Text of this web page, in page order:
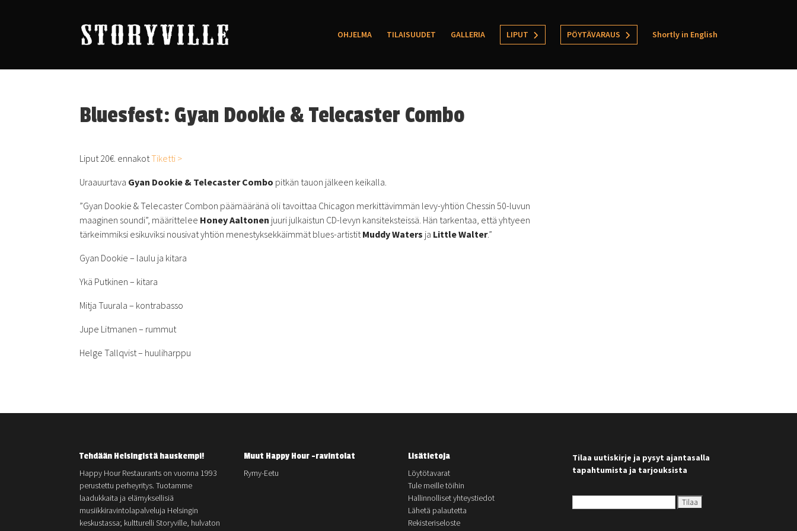
OHJELMA TILAISUUDET GALLERIA LIPUT PÖYTÄVARAUS Shortly in English
Bluesfest: Gyan Dookie & Telecaster Combo
Liput 20€. ennakotTiketti >
Uraauurtava Gyan Dookie & Telecaster Combo pitkän tauon jälkeen keikalla.
”Gyan Dookie & Telecaster Combon päämääränä oli tavoittaa Chicagon merkittävimmän levy-yhtiön Chessin 50-luvun
maaginen soundi”, määrittelee Honey Aaltonen juuri julkaistun CD-levyn kansiteksteissä. Hän tarkentaa, että yhtyeen
tärkeimmiksi esikuviksi nousivat yhtiön menestyksekkäimmät blues-artistitMuddy Waters ja Little Walter.”
Gyan Dookie – laulu ja kitara
Ykä Putkinen – kitara
Mitja Tuurala – kontrabasso
Jupe Litmanen – rummut
Helge Tallqvist – huuliharppu
Tehdään Helsingistä hauskempi!
Happy Hour Restaurants on vuonna 1993
perustettu perheyritys. Tuotamme
laadukkaita ja elämyksellisiä
musiikkiravintolapalveluja Helsingin
keskustassa; kultturelli Storyville, hulvaton
Muut Happy Hour -ravintolat
Rymy-Eetu
Lisätietoja
Löytötavarat
Tule meille töihin
Hallinnolliset yhteystiedot
Lähetä palautetta
Rekisteriseloste
Tilaa uutiskirje ja pysyt ajantasalla
tapahtumista ja tarjouksista